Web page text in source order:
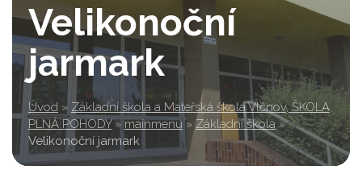
Velikonoční
jarmark
Úvod » Základní škola a Mateřská škola Vlčnov, ŠKOLA
PLNÁ POHODY » mainmenu » Základní škola »
Velikonoční jarmark